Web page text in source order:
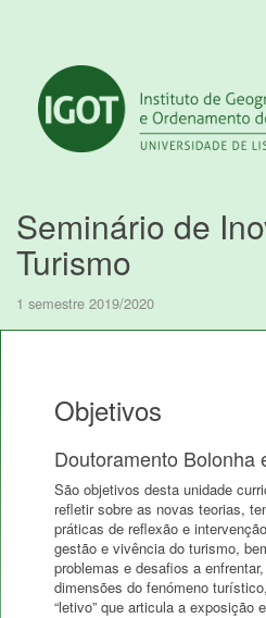
Seminário de
Turismo
1 semestre 2019/2020
Objetivos
Doutoramento Bolonha
São objetivos desta unidade
refletir sobre as novas teorias,
práticas de reflexão e
gestão e vivência do turismo,
problemas e desafios a
dimensões do fenómeno
“letivo” que articula a exposição